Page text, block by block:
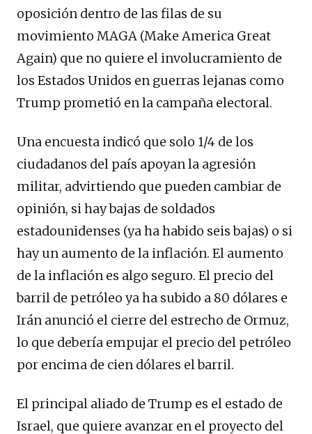
oposición dentro de las filas de su
movimiento MAGA (Make America Great
Again) que no quiere el involucramiento de
los Estados Unidos en guerras lejanas como
Trump prometió en la campaña electoral.
Una encuesta indicó que solo 1/4 de los
ciudadanos del país apoyan la agresión
militar, advirtiendo que pueden cambiar de
opinión, si hay bajas de soldados
estadounidenses (ya ha habido seis bajas) o si
hay un aumento de la inflación. El aumento
de la inflación es algo seguro. El precio del
barril de petróleo ya ha subido a 80 dólares e
Irán anunció el cierre del estrecho de Ormuz,
lo que debería empujar el precio del petróleo
por encima de cien dólares el barril.
El principal aliado de Trump es el estado de
Israel, que quiere avanzar en el proyecto del